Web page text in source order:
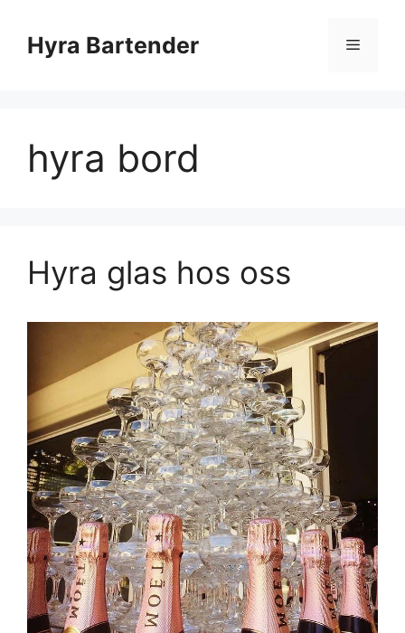
Hyra Bartender
hyra bord
Hyra glas hos oss